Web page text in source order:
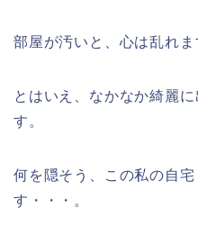
部屋が汚いと、心は乱れま
とはいえ、なかなか綺麗
す。
何を隠そう、この私の自
す・・・。